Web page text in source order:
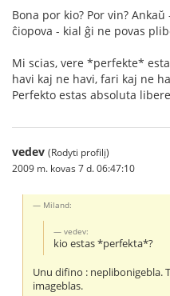
Bona por kio? Por vin? Ankaŭ
ĉiopova - kial ĝi ne povas
Mi scias, vere *perfekte*
havi kaj ne havi, fari kaj ne
Perfekto estas absoluta
vedev (Rodyti profilį)
2009 m. kovas 7 d. 06:47:10
Miland:
vedev:
kio estas *perfekta*?
Unu difino : neplibonigebla.
imageblas.